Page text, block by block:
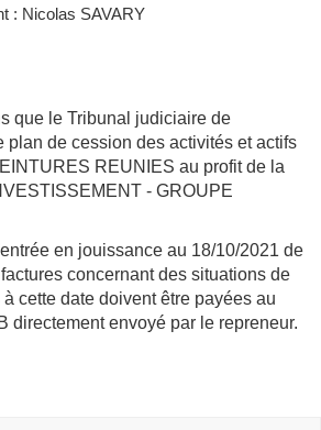
: Nicolas SAVARY
que le Tribunal judiciaire de
plan de cession des activités et actifs
REUNIES au profit de la
- GROUPE
en jouissance au 18/10/2021 de
concernant des situations de
cette date doivent être payées au
directement envoyé par le repreneur.